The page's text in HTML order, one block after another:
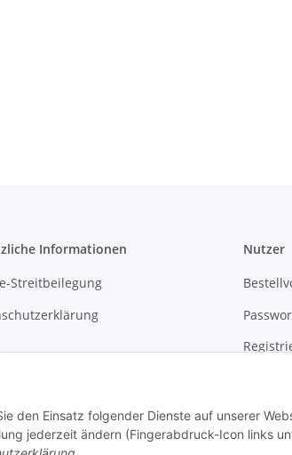
den Einsatz folgender Dienste auf unserer
jederzeit ändern (Fingerabdruck-Icon links
Informationen
Streitbeilegung
Nutzer